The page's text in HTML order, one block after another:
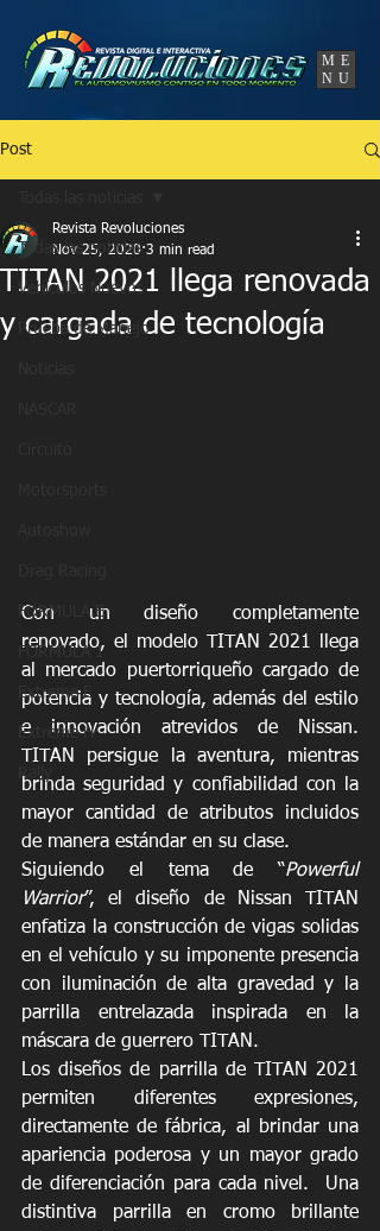
ME
NU
Post
Todas las noticias
Vehículos Nuevos
Prueba de Manejo
FORMULA E
FORMULA 1
Extreme E
Extreme H
Rally
TITAN 2021 llega renovada
y cargada de tecnología
Revista Revoluciones
Nov 25, 2020 3 min read
Con un diseño completamente
renovado, el modelo TITAN 2021 llega
al mercado puertorriqueño cargado de
potencia y tecnología, además del estilo
e innovación atrevidos de Nissan.
TITAN persigue la aventura, mientras
brinda seguridad y confiabilidad con la
mayor cantidad de atributos incluidos
de manera estándar en su clase.
Siguiendo el tema de “Powerful
Warrior”, el diseño de Nissan TITAN
enfatiza la construcción de vigas solidas
en el vehículo y su imponente presencia
con iluminación de alta gravedad y la
parrilla entrelazada inspirada en la
máscara de guerrero TITAN.
Los diseños de parrilla de TITAN 2021
permiten diferentes expresiones,
directamente de fábrica, al brindar una
apariencia poderosa y un mayor grado
de diferenciación para cada nivel.  Una
distintiva parrilla en cromo brillante